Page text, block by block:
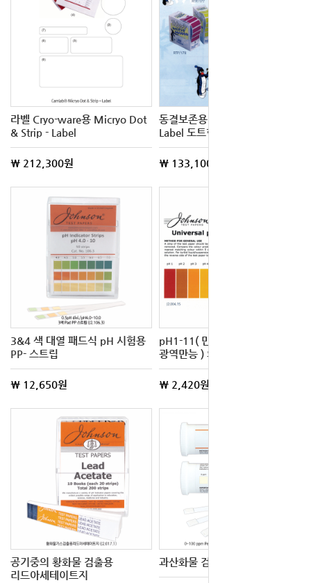
라벨 Cryo-ware용 Micryo Dot
& Strip - Label
\ 212,300원
동결보존용 라벨 Cryogenic
Label 도트형 9.5mm
\ 133,100원
3&4 색 대열 패드식 pH 시험용
PP- 스트립
\ 12,650원
pH1-11( 만능 ) & pH 1-14(
광역만능 ) 의 표준색상도
\ 2,420원
공기중의 황화물 검출용
리드아세테이트지
과산화물 검출용 패드 스트립